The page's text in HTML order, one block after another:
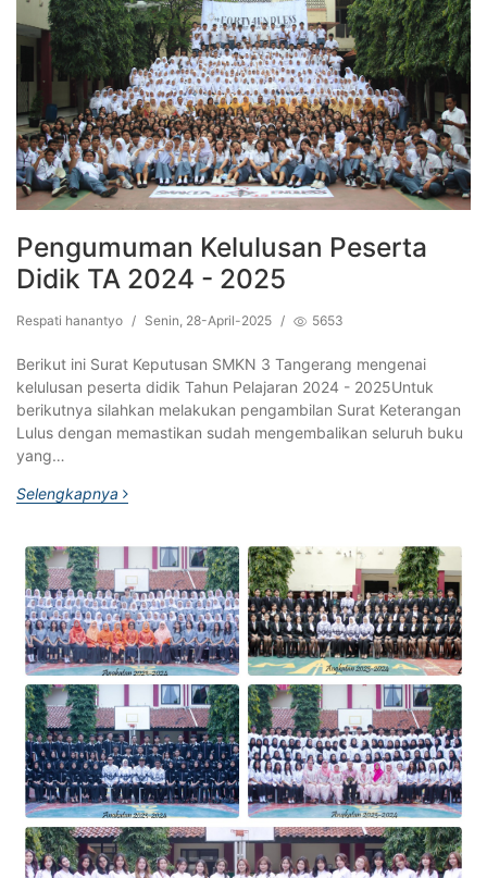
Pengumuman Kelulusan Peserta
Didik TA 2024 - 2025
Respati hanantyo / Senin, 28-April-2025 / 5653
Berikut ini Surat Keputusan SMKN 3 Tangerang mengenai
kelulusan peserta didik Tahun Pelajaran 2024 - 2025Untuk
berikutnya silahkan melakukan pengambilan Surat Keterangan
Lulus dengan memastikan sudah mengembalikan seluruh buku
yang…
Selengkapnya